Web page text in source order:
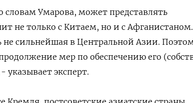
словам Умарова, может представлять
не только с Китаем, но и с Афганистаном.
сильнейшая в Центральной Азии.
мер по обеспечению его
указывает эксперт.